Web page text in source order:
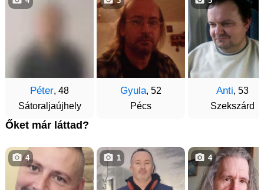
Péter, 48
Sátoraljaújhely
Gyula, 52
Pécs
Anti, 53
Szekszárd
Őket már láttad?
4 1 4